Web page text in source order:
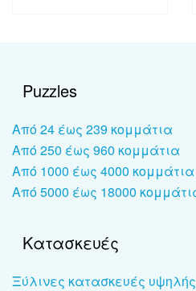
Puzzles
Από 24 έως 239 κομμάτια
Από 250 έως 960 κομμάτια
Από 1000 έως 4000 κομμάτια
Από 5000 έως 18000
Κατασκευές
Ξύλινες κατασκευές